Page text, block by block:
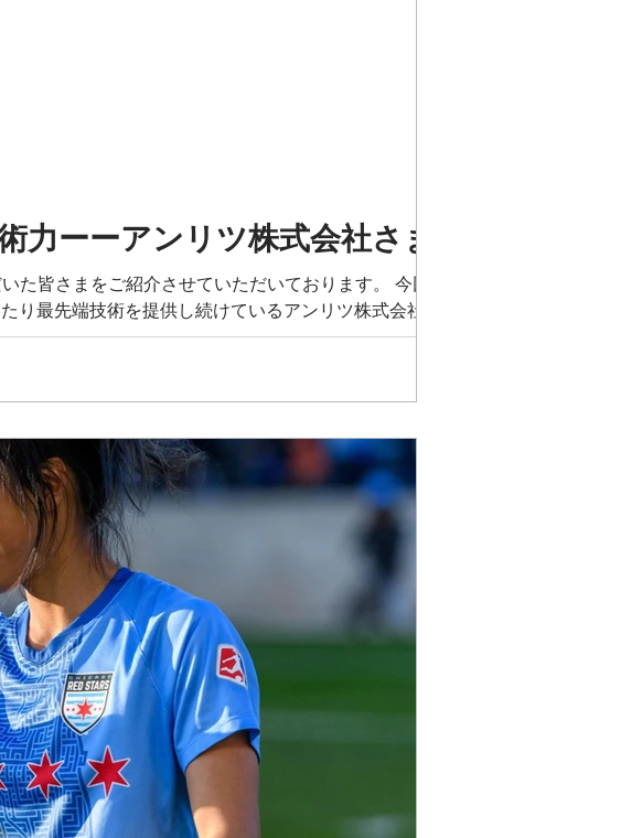
力ーーアンリツ株式会社さま
た皆さまをご紹介させていただいております。 今回は、
最先端技術を提供し続けているアンリツ株式会社さま